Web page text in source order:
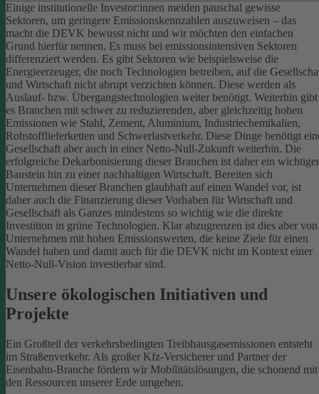
Einige institutionelle Investor:innen meiden pauschal gewisse
Sektoren, um geringere Emissionskennzahlen auszuweisen – das
macht die DEVK bewusst nicht und wir möchten den einfachen
Grund hierfür nennen. Es muss bei emissionsintensiven Sektoren
differenziert werden. Es gibt Sektoren wie beispielsweise die
Energieerzeuger, die noch Technologien betreiben, auf die
und Wirtschaft nicht abrupt verzichten können. Diese werden als
Auslauf- bzw. Übergangstechnologien weiter benötigt. Weiterhin gibt
es Branchen mit schwer zu reduzierenden, aber gleichzeitig hohen
Emissionen wie Stahl, Zement, Aluminium, Industriechemikalien,
Rohstofflieferketten und Schwerlastverkehr. Diese Dinge benötigt
Gesellschaft aber auch in einer Netto-Null-Zukunft weiterhin. Die
erfolgreiche Dekarbonisierung dieser Branchen ist daher ein wichtiger
Baustein hin zu einer nachhaltigen Wirtschaft. Bereiten sich
Unternehmen dieser Branchen glaubhaft auf einen Wandel vor, ist
daher auch die Finanzierung dieser Vorhaben für Wirtschaft und
Gesellschaft als Ganzes mindestens so wichtig wie die direkte
Investition in grüne Technologien. Klar abzugrenzen ist dies aber von
Unternehmen mit hohen Emissionswerten, die keine Ziele für einen
Wandel haben und damit auch für die DEVK nicht im Kontext einer
Netto-Null-Vision investierbar sind.
Unsere ökologischen Initiativen und
Projekte
Ein Großteil der verkehrsbedingten Treibhausgasemissionen entsteht
im Straßenverkehr. Als großer Kfz-Versicherer und Partner der
Eisenbahn-Branche fördern wir Mobilitätslösungen, die schonend mit
den Ressourcen unserer Erde umgehen.